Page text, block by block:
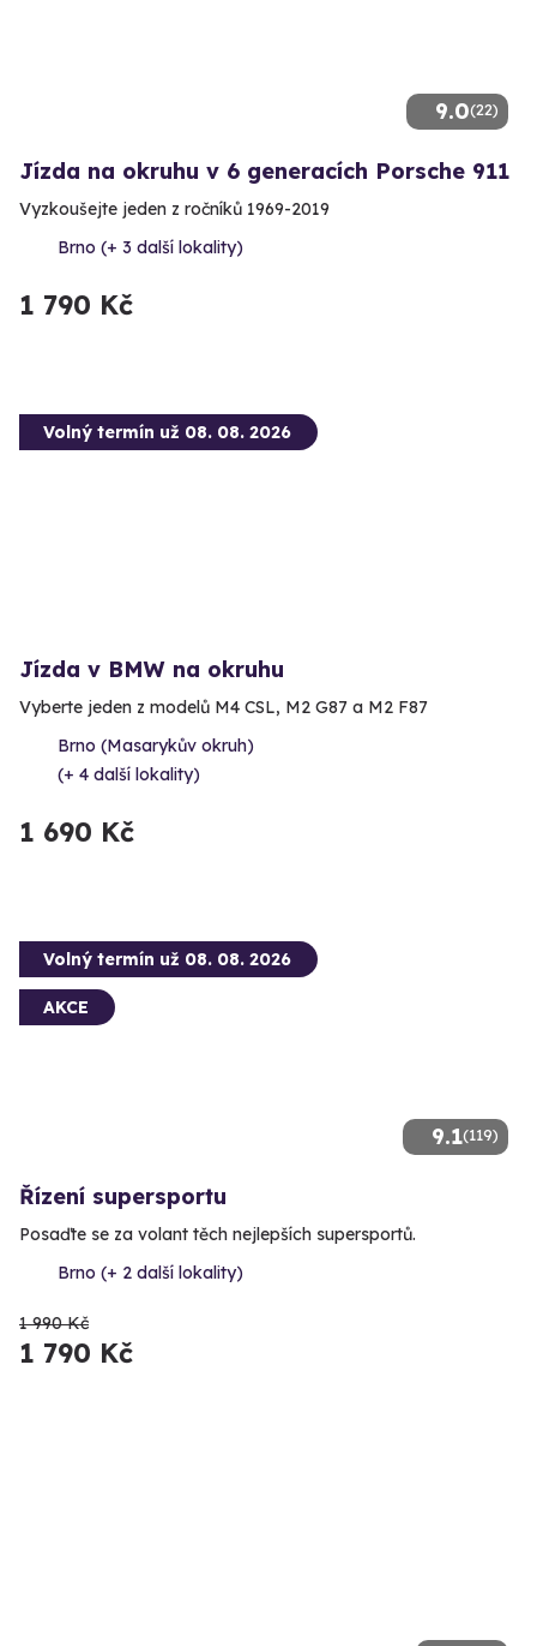
9.0(22)
Jízda na okruhu v 6 generacích Porsche 911
Vyzkoušejte jeden z ročníků 1969-2019
Brno (+ 3 další lokality)
1 790 Kč
Volný termín už 08. 08. 2026
Jízda v BMW na okruhu
Vyberte jeden z modelů M4 CSL, M2 G87 a M2 F87
Brno (Masarykův okruh)
(+ 4 další lokality)
1 690 Kč
9.1(119)
Volný termín už 08. 08. 2026
AKCE
Řízení supersportu
Posaďte se za volant těch nejlepších supersportů.
Brno (+ 2 další lokality)
1 990 Kč
1 790 Kč